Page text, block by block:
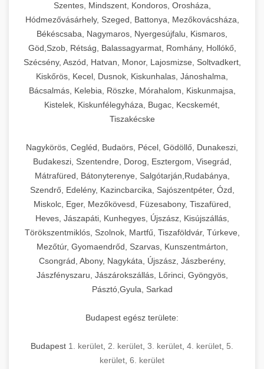
Szentes, Mindszent, Kondoros, Orosháza,
Hódmezővásárhely, Szeged, Battonya, Mezőkovácsháza,
Békéscsaba, Nagymaros, Nyergesújfalu, Kismaros,
Göd,Szob, Rétság, Balassagyarmat, Romhány, Hollókő,
Szécsény, Aszód, Hatvan, Monor, Lajosmizse, Soltvadkert,
Kiskőrös, Kecel, Dusnok, Kiskunhalas, Jánoshalma,
Bácsalmás, Kelebia, Röszke, Mórahalom, Kiskunmajsa,
Kistelek, Kiskunfélegyháza, Bugac, Kecskemét,
Tiszakécske
Nagykörös, Cegléd, Budaörs, Pécel, Gödöllő, Dunakeszi,
Budakeszi, Szentendre, Dorog, Esztergom, Visegrád,
Mátrafüred, Bátonyterenye, Salgótarján,Rudabánya,
Szendrő, Edelény, Kazincbarcika, Sajószentpéter, Ózd,
Miskolc, Eger, Mezőkövesd, Füzesabony, Tiszafüred,
Heves, Jászapáti, Kunhegyes, Újszász, Kisújszállás,
Törökszentmiklós, Szolnok, Martfű, Tiszaföldvár, Túrkeve,
Mezőtúr, Gyomaendrőd, Szarvas, Kunszentmárton,
Csongrád, Abony, Nagykáta, Újszász, Jászberény,
Jászfényszaru, Jászárokszállás, Lőrinci, Gyöngyös,
Pásztó,Gyula, Sarkad
Budapest egész területe:
Budapest 1. kerület 2. kerület 3. kerület 4. kerület 5.
kerület 6. kerület